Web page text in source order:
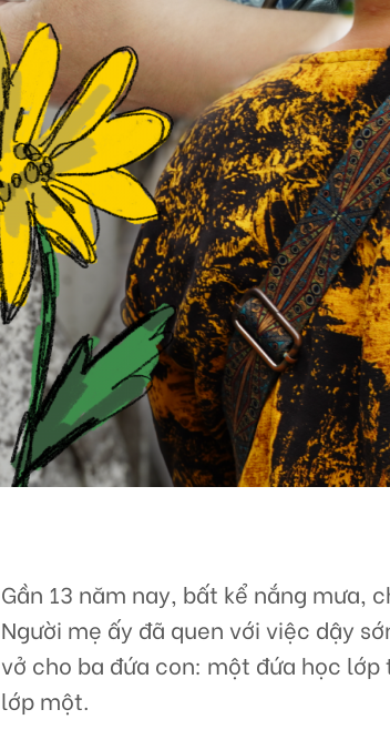
Gần 13 năm nay, bất kể nắng mưa,
Người mẹ ấy đã quen với việc dậy
vở cho ba đứa con: một đứa học
lớp một.